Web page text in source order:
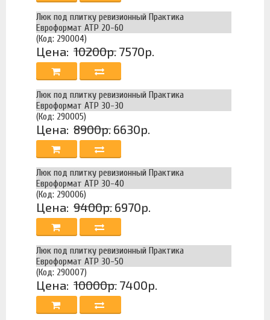
Люк под плитку ревизионный Практика
Евроформат АТР 20-60
(Код: 290004)
Цена: 10200р. 7570р.
Люк под плитку ревизионный Практика
Евроформат АТР 30-30
(Код: 290005)
Цена: 8900р. 6630р.
Люк под плитку ревизионный Практика
Евроформат АТР 30-40
(Код: 290006)
Цена: 9400р. 6970р.
Люк под плитку ревизионный Практика
Евроформат АТР 30-50
(Код: 290007)
Цена: 10000р. 7400р.